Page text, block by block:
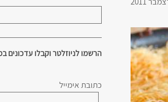
הרשמו לניוזלטר וקבלו עדכונים
כתובת אימייל